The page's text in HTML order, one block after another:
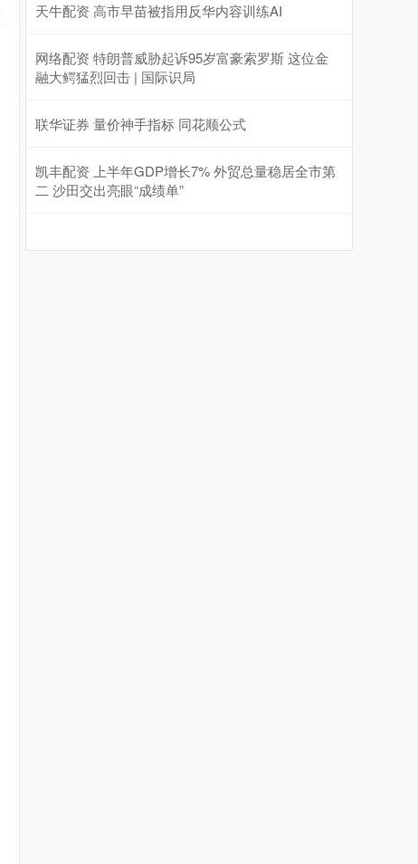
天牛配资 高市早苗被指用反华内容训练AI
网络配资 特朗普威胁起诉95岁富豪索罗斯 这位金
融大鳄猛烈回击 | 国际识局
联华证券 量价神手指标 同花顺公式
凯丰配资 上半年GDP增长7% 外贸总量稳居全市第
二 沙田交出亮眼“成绩单”